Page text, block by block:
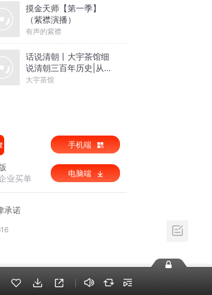
摸金天师【第一季】
（紫襟演播）
有声的紫襟
话说清朝丨大宇茶馆细
说清朝三百年历史|从努
尔哈赤到末代皇帝溥仪|
大宇茶馆
业买单
手机端
电脑端
承诺